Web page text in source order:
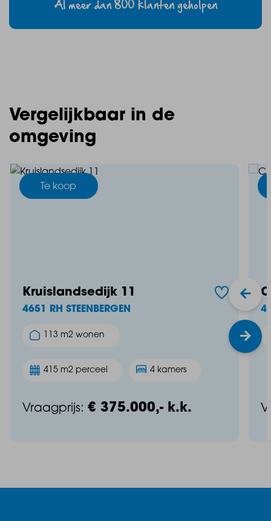
Al meer dan 800 klanten geholpen
Vergelijkbaar in de
omgeving
Te koop
Kruislandsedijk 11
4651 RH STEENBERGEN
113 m2 wonen
415 m2 perceel 4 kamers
Vraagprijs: € 375.000,- k.k.